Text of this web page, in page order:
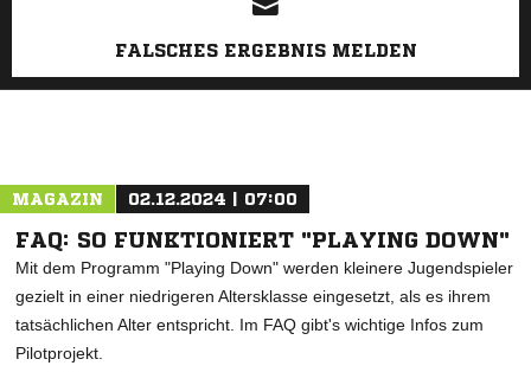
FALSCHES ERGEBNIS MELDEN
MAGAZIN 02.12.2024 | 07:00
FAQ: SO FUNKTIONIERT "PLAYING DOWN"
Mit dem Programm "Playing Down" werden kleinere Jugendspieler
gezielt in einer niedrigeren Altersklasse eingesetzt, als es ihrem
tatsächlichen Alter entspricht. Im FAQ gibt's wichtige Infos zum
Pilotprojekt.